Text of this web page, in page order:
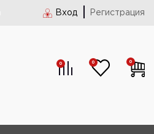
Вход Регистрация
0 0 0